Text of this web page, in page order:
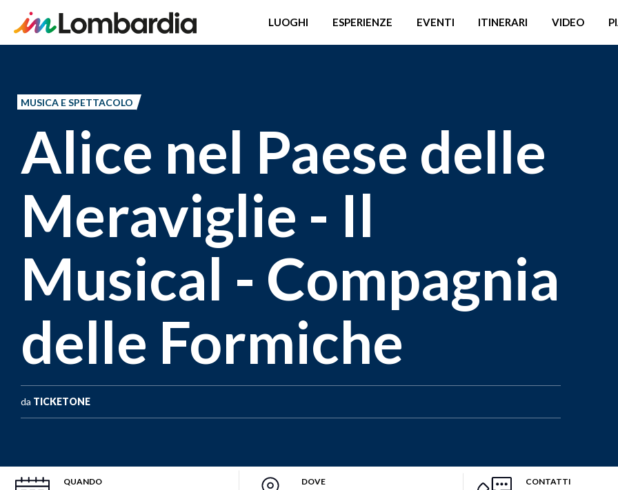
contenuto
principale
LUOGHI ESPERIENZE EVENTI ITINERARI VIDEO
MUSICA E SPETTACOLO
Alice nel Paese delle
Meraviglie - Il
Musical - Compagnia
delle Formiche
da TICKETONE
QUANDO DOVE CONTATTI